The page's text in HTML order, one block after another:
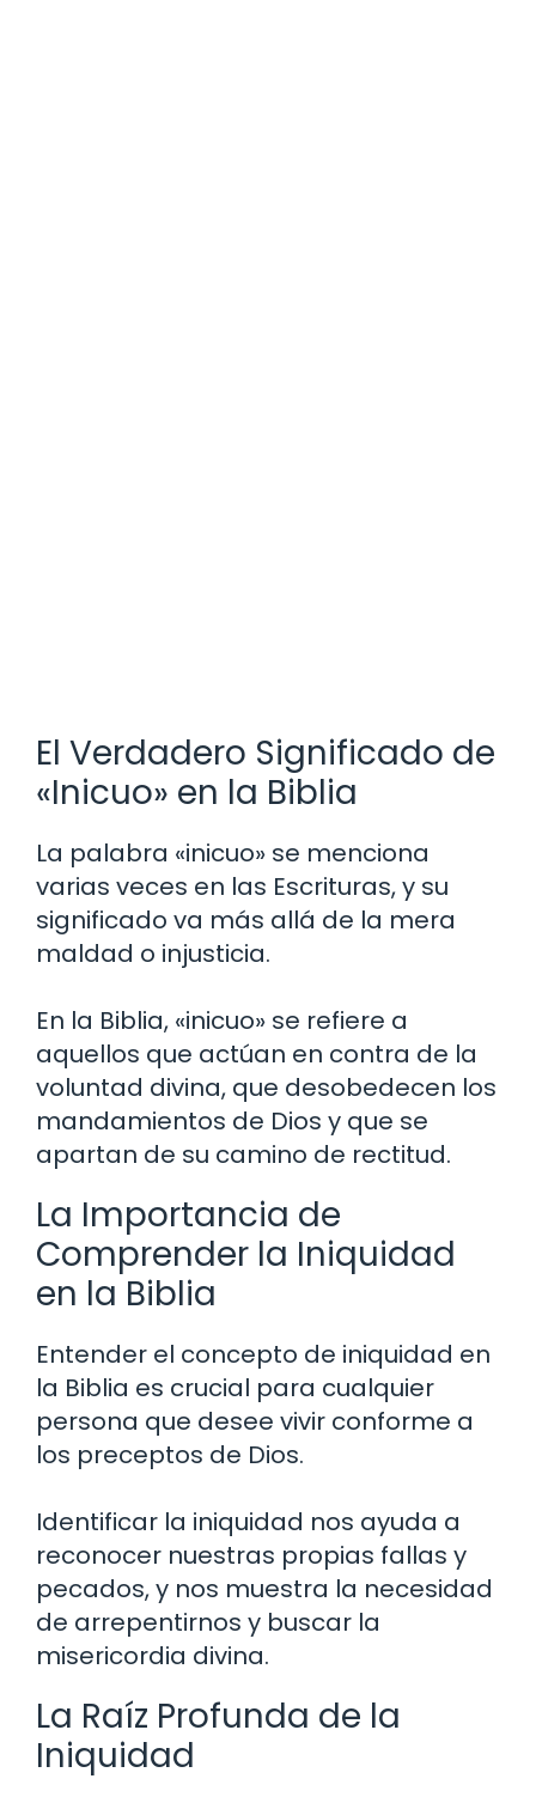
El Verdadero Significado de
«Inicuo» en la Biblia
La palabra «inicuo» se menciona
varias veces en las Escrituras, y su
significado va más allá de la mera
maldad o injusticia.
En la Biblia, «inicuo» se refiere a
aquellos que actúan en contra de la
voluntad divina, que desobedecen los
mandamientos de Dios y que se
apartan de su camino de rectitud.
La Importancia de
Comprender la Iniquidad
en la Biblia
Entender el concepto de iniquidad en
la Biblia es crucial para cualquier
persona que desee vivir conforme a
los preceptos de Dios.
Identificar la iniquidad nos ayuda a
reconocer nuestras propias fallas y
pecados, y nos muestra la necesidad
de arrepentirnos y buscar la
misericordia divina.
La Raíz Profunda de la
Iniquidad